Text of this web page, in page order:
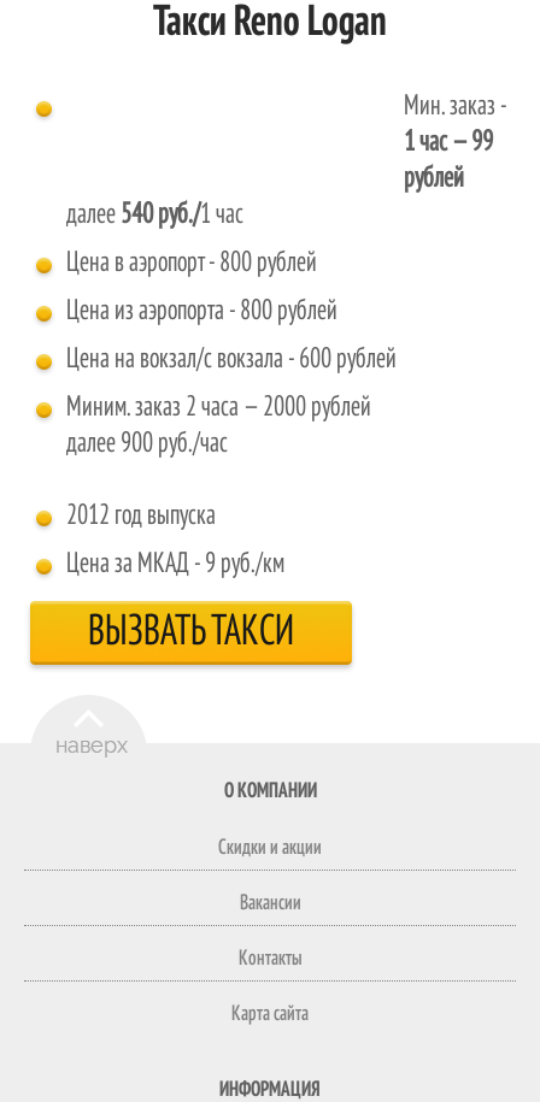
Такси Reno Logan
Мин. заказ -
1 час— 99
рублей
далее 540 руб./1 час
Цена в аэропорт - 800 рублей
Цена из аэропорта - 800 рублей
Цена на вокзал/с вокзала - 600 рублей
Миним. заказ 2 часа — 2000 рублей
далее 900 руб./час
2012 год выпуска
Цена за МКАД - 9 руб./км
ВЫЗВАТЬ ТАКСИ
О КОМПАНИИ
Скидки и акции
Вакансии
Контакты
Карта сайта
ИНФОРМАЦИЯ